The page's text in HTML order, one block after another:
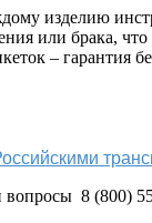
изделию
или брака, что
– гарантия
8 (800)